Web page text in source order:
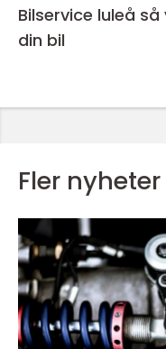
Bilservice luleå så väljer du rätt verkstad för
din bil
Fler nyheter